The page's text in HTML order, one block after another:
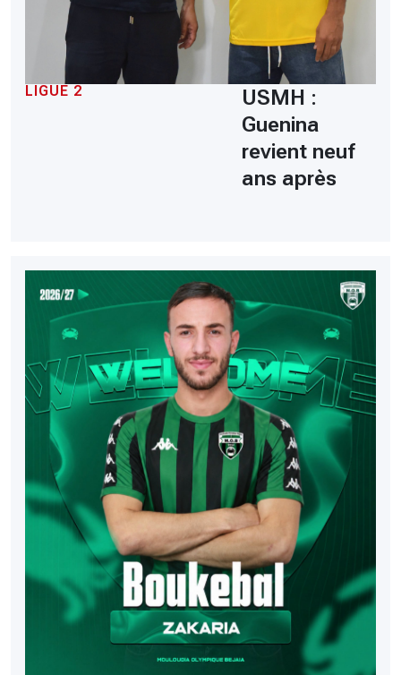
LIGUE 2
USMH :
Guenina
revient neuf
ans après